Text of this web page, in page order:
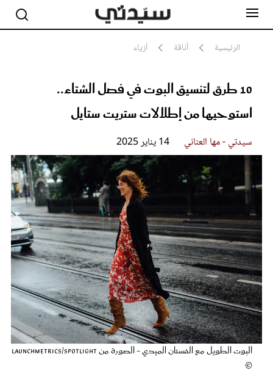
الرئيسية أناقة أزياء
10 طرق لتنسيق البوت في فصل الشتاء..
استوحيها من إطلالات ستريت ستايل
سيدتي - مها العناني 14 يناير 2025
البوت الطويل مع الفستان الميدي - الصورة من Launchmetrics/Spotlight
©
مشاهير
جمال
سيدتي وطفلك
لايف ستايل
بلس+
فيديو
مطبخ سيدتي
مقالات الرأي
ستايل
تقارير
عروس سيدتي